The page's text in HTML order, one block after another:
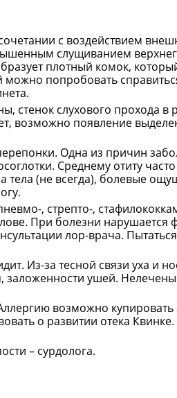
с воздействием
слущиванием
плотный комок,
попробовать
слухового прохода в
возможно появление
Одна из причин
Среднему отиту
(не всегда), болевые
, стрепто-,
При болезни нарушается
лор-врача.
Из-за тесной связи уха и
ушей.
возможно
о развитии отека
– сурдолога.